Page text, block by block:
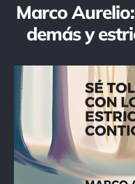
Marco
demás y